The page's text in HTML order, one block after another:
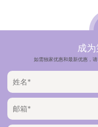
成
如需独家优惠和最新优惠，